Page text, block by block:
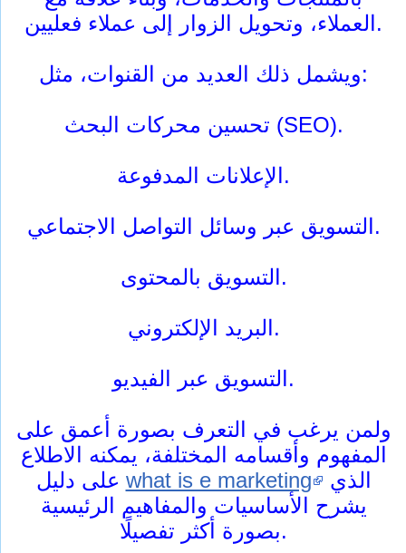
العملاء، وتحويل الزوار إلى عملاء فعليين.
ويشمل ذلك العديد من القنوات، مثل:
تحسين محركات البحث (SEO).
الإعلانات المدفوعة.
التسويق عبر وسائل التواصل الاجتماعي.
التسويق بالمحتوى.
البريد الإلكتروني.
التسويق عبر الفيديو.
ولمن يرغب في التعرف بصورة أعمق على
المفهوم وأقسامه المختلفة، يمكنه الاطلاع
what is e marketing
يشرح الأساسيات والمفاهيم الرئيسية
بصورة أكثر تفصيلًا.